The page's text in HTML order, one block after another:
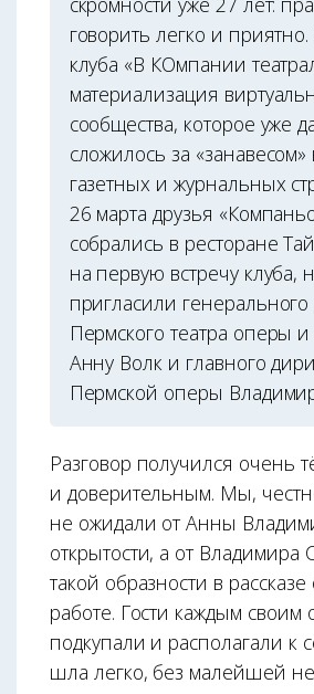
говорить легко и
клуба «В КОмпании
материализация
сообщества, которое уже
сложилось за
газетных и журнальных
26 марта друзья
собрались в ресторане
на первую встречу клуба,
пригласили генерального
Пермского театра оперы и
Анну Волк и главного
Пермской оперы
Разговор получился очень
и доверительным. Мы,
не ожидали от Анны
открытости, а от
такой образности в рассказе
работе. Гости каждым своим
подкупали и располагали к
шла легко, без малейшей